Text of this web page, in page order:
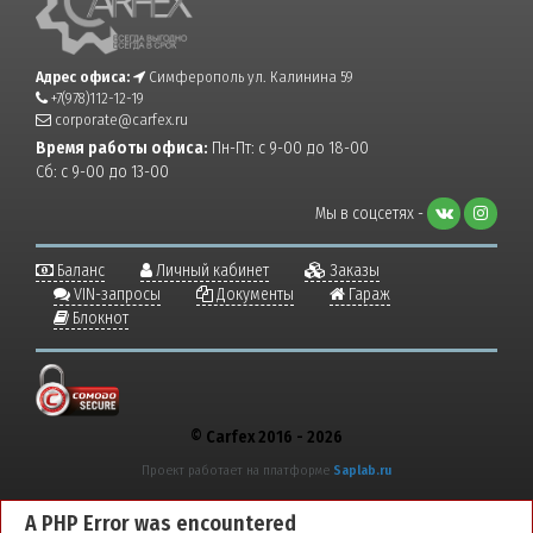
Адрес офиса:
Симферополь ул. Калинина 59
+7(978)112-12-19
corporate@carfex.ru
Время работы офиса: Пн-Пт: с 9-00 до 18-00
Сб: с 9-00 до 13-00
Мы в соцсетях -
Баланс Личный кабинет
Заказы
VIN-запросы
Документы
Гараж
Блокнот
© Carfex 2016 - 2026
Проект работает на платформе Saplab.ru
A PHP Error was encountered